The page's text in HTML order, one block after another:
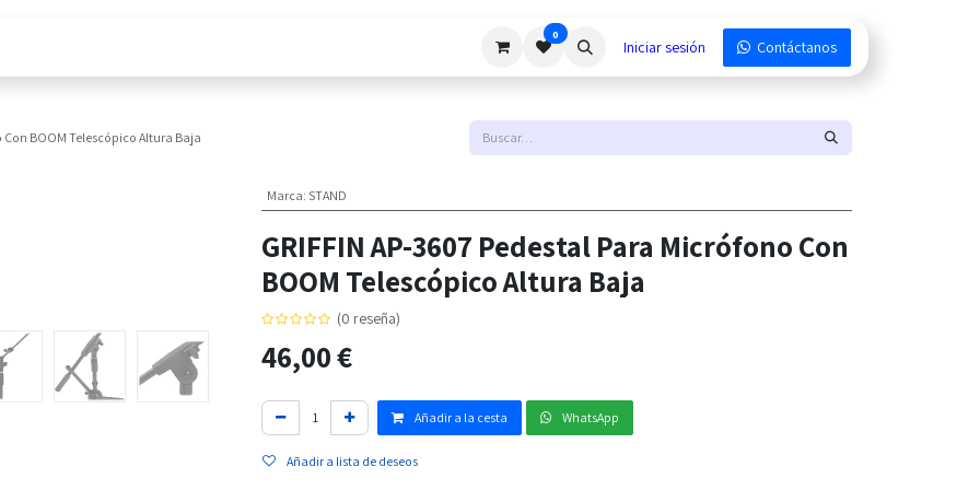
0
Iniciar sesión Contáctanos
Con BOOM Telescópico Altura Baja
GRIFFIN AP-3607 Pedestal Para Micrófono Con
BOOM Telescópico Altura Baja
(0 reseña)
46,00€
Añadir a la cesta WhatsApp
Añadir a lista de deseos
Marca: STAND